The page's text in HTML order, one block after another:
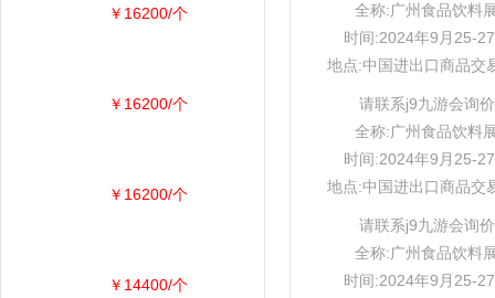
全称:广州食品饮料
时间:2024年9月25-
地点:中国进出口商品交
请联系j9九游会询价
全称:广州食品饮料
时间:2024年9月25-
地点:中国进出口商品交
请联系j9九游会询价
全称:广州食品饮料
时间:2024年9月25-
￥16200/个
￥16200/个
￥16200/个
￥14400/个